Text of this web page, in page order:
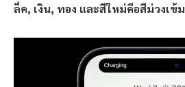
ล็ค, เงิน, ทอง และสีใหม่คือสีม่วงเข้ม